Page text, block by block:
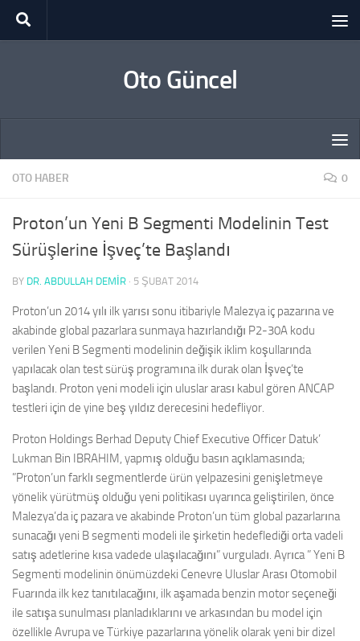
Skip to content
Oto Güncel
OTO HABER 0
Proton’un Yeni B Segmenti Modelinin Test
Sürüşlerine İşveç’te Başlandı
BY DR. ABDULLAH DEMİR · 5 ŞUBAT 2014
Proton’un 2014 yılı ilk yarısı sonu itibariyle Malezya iç pazarına ve
akabinde global pazarlara sunmaya hazırlandığı P2-30A kodu
verilen Yeni B Segmenti modelinin değişik iklim koşullarında
yapılacak olan test sürüş programına ilk durak olan İşveç’te
başlandı. Proton yeni modeli için uluslar arası kabul gören ANCAP
testleri için de yine beş yıldız derecesini hedefliyor.
Proton Holdings Berhad Deputy Chief Executive Officer Datuk’
Lukman Bin IBRAHIM, yapmış olduğu basın açıklamasında;
”Proton’un farklı segmentlerde ürün yelpazesini genişletmeye
yönelik yürütmüş olduğu yeni politikası uyarınca geliştirilen, önce
Malezya’da iç pazara ve akabinde Proton’un tüm global pazarlarına
sunacağı yeni B segmenti modeli ile şirketin hedeflediği orta vadeli
satış adetlerine kısa vadede ulaşılacağını” vurguladı. Ayrıca ” Yeni B
Segmenti modelinin önümüzdeki Cenevre Uluslar Arası Otomobil
Fuarında ilk kez tanıtılacağını, ilk aşamada benzin motor seçeneği
ile satışa sunulması planladıklarını ve arkasından bu model için
özellikle Avrupa ve Türkiye pazarlarına yönelik olarak yeni bir dizel